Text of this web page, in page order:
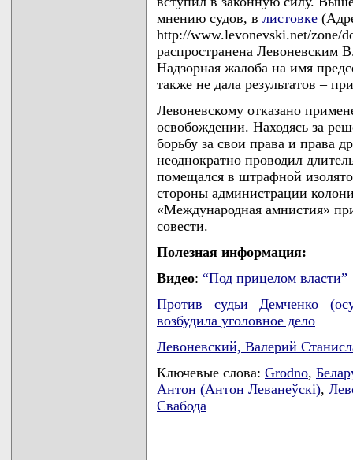
мнению судов, в листовке
http://www.levonevski.net/zone/
распространена Левоневским
Надзорная жалоба на имя
также не дала результатов –
Левоневскому отказано
освобождении. Находясь за
борьбу за свои права и права
неоднократно проводил
помещался в штрафной
стороны администрации
«Международная амнистия»
совести.
Полезная информация:
Видео: “Под прицелом власти”
Против судьи Демченко
возбудила уголовное дело
Левоневский, Валерий
Ключевые слова: Grodno,
Антон (Антон Леванеўскі),
Свабода